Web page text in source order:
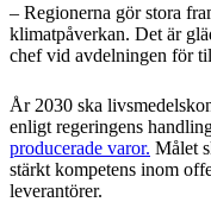
– Regionerna gör stora
klimatpåverkan. Det är
chef vid avdelningen för
År 2030 ska
enligt regeringens
producerade varor. Målet
stärkt kompetens inom
leverantörer.